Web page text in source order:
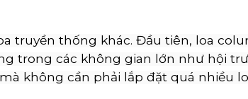
truyền thống khác. Đầu tiên, loa
trong các không gian lớn như hội
không cần phải lắp đặt quá nhiều